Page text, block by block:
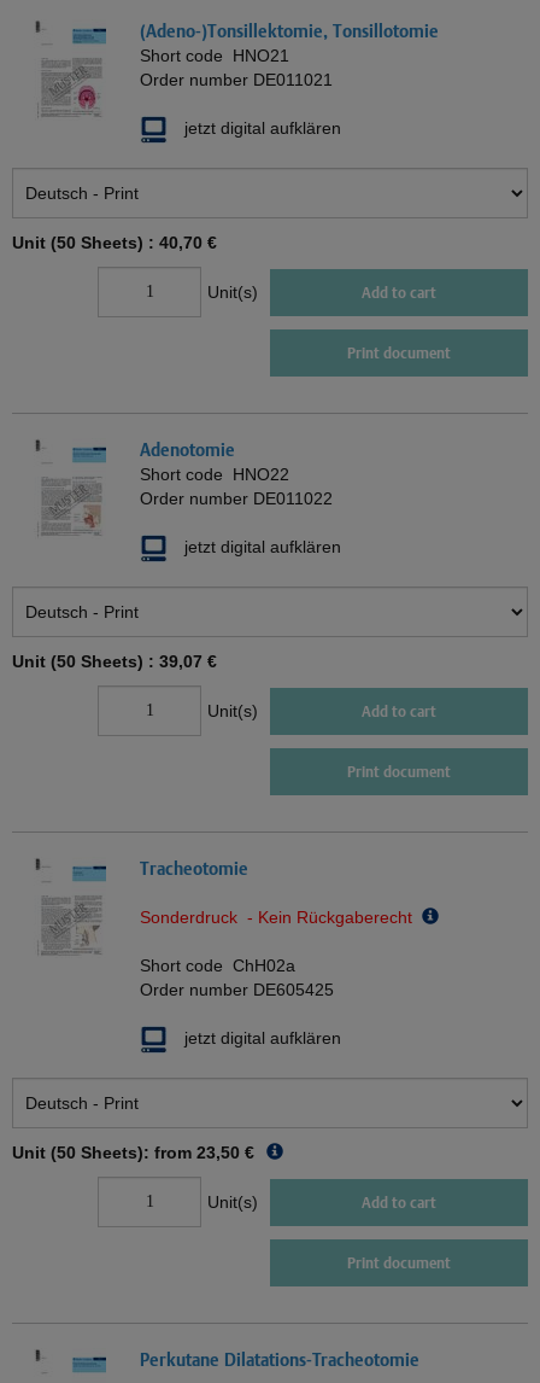
(Adeno-)Tonsillektomie, Tonsillotomie
Short code HNO21
Order number DE011021
jetzt digital aufklären
Unit (50 Sheets) : 40,70 €
Unit(s) Add to cart
Print document
Adenotomie
Short code HNO22
Order number DE011022
jetzt digital aufklären
Unit (50 Sheets) : 39,07 €
Unit(s) Add to cart
Print document
Tracheotomie
Sonderdruck - Kein Rückgaberecht
Short code ChH02a
Order number DE605425
jetzt digital aufklären
Unit (50 Sheets): from 23,50 €
Unit(s) Add to cart
Print document
Perkutane Dilatations-Tracheotomie